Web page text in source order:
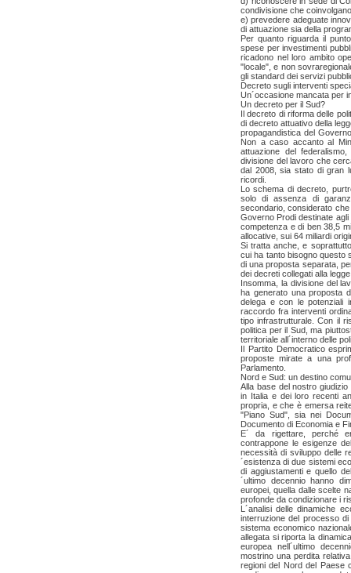
condivisione che
e) prevedere adeguate
di attuazione sia della
Per quanto riguarda il
spese per investimenti
ricadono nel loro ambito
"locale", e non
gli standard dei servizi
Decreto sugli interventi
Un´occasione mancata per
Un decreto per il Sud?
Il decreto di riforma delle
di decreto attuativo della
propagandistica del
Non a caso accanto al
attuazione del
divisione del lavoro che
dal 2008, sia stato di gran
ricordi.
Lo schema di decreto,
solo di assenza di
secondario, considerato
Governo Prodi destinate agli
competenza e di ben 38,5
allocative, sui 64 miliardi
Si tratta anche, e
cui ha tanto bisogno questo
di una proposta separata,
dei decreti collegati alla
Insomma, la divisione del
ha generato una proposta
delega e con le potenziali
raccordo fra interventi
tipo infrastrutturale. Con il
politica per il Sud, ma
territoriale all´interno delle
Il Partito Democratico
proposte mirate a una
Parlamento.
Nord e Sud: un destino
Alla base del nostro
in Italia e dei loro recenti
propria, e che è emersa
"Piano Sud", sia nei
Documento di Economia e
E´ da rigettare, perché
contrappone le esigenze
necessità di sviluppo delle
´esistenza di due sistemi
di aggiustamenti e quello
´ultimo decennio hanno
europei, quella dalle scelte
profonde da condizionare i
L´analisi delle dinamiche
interruzione del processo
sistema economico
allegata si riporta la
europea nell´ultimo
mostrino una perdita
regioni del Nord del Paese